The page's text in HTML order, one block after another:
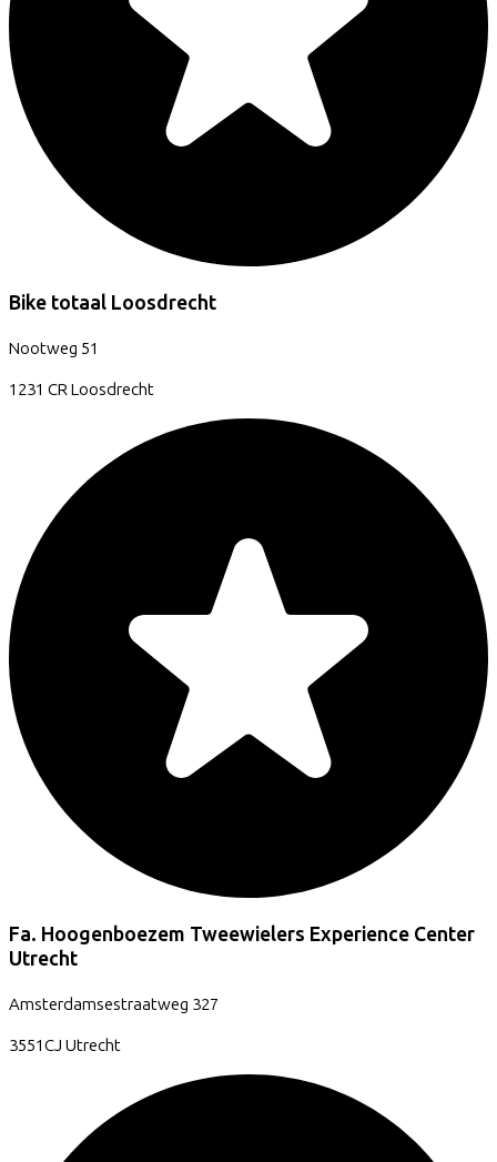
Bike totaal Loosdrecht
Nootweg 51
1231 CRLoosdrecht
Fa. Hoogenboezem Tweewielers Experience Center
Utrecht
Amsterdamsestraatweg 327
3551CJ Utrecht